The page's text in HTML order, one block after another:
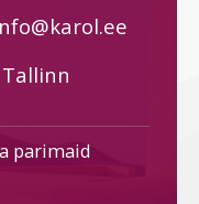
parimaid